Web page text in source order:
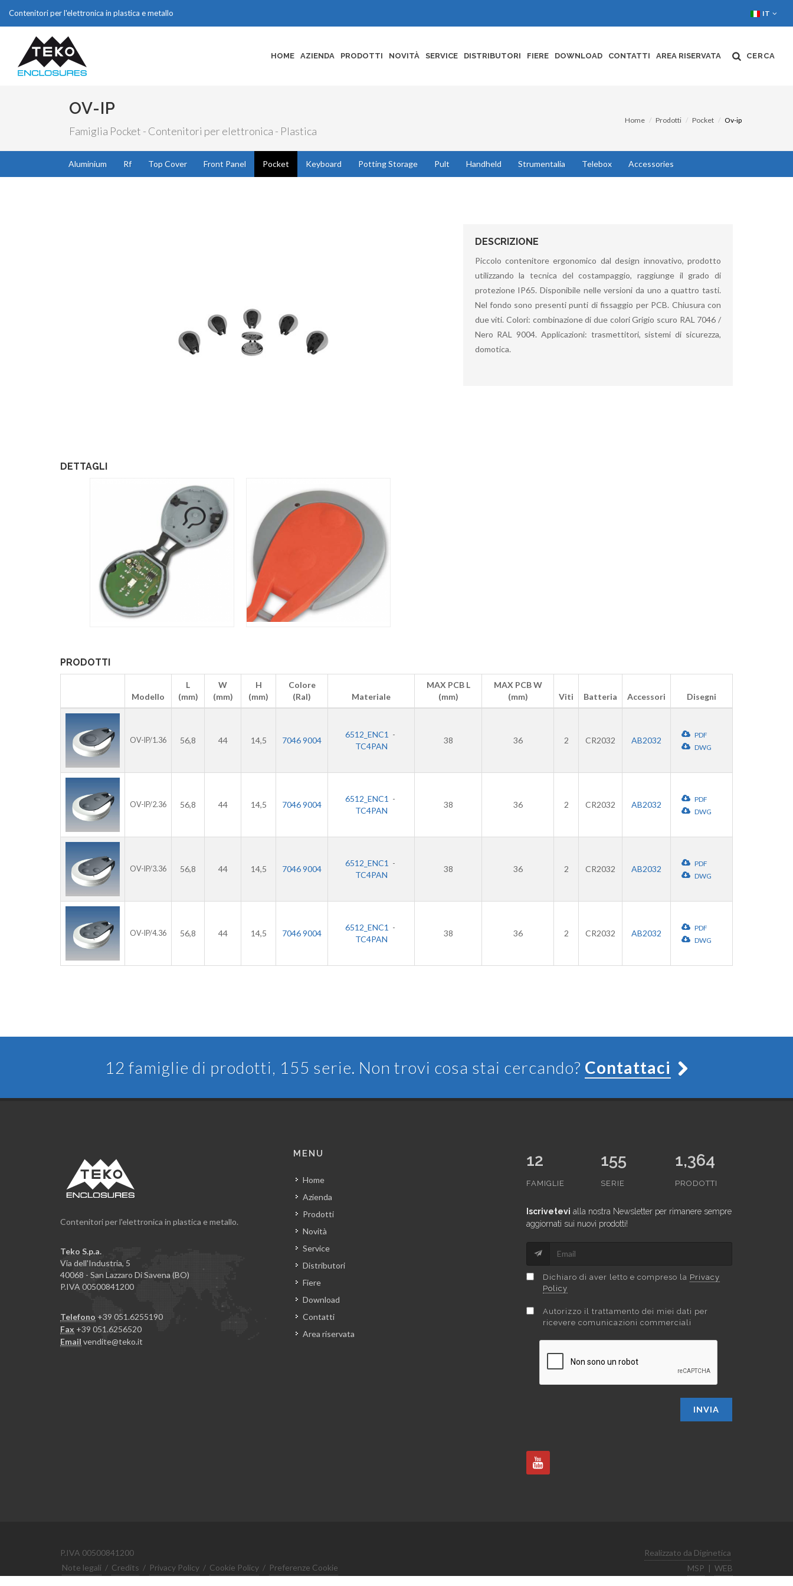
Contenitori per l'elettronica in plastica e metallo IT
HOME AZIENDA PRODOTTI NOVITÀ SERVICE DISTRIBUTORI FIERE DOWNLOAD CONTATTI AREA RISERVATA CERCA
OV-IP
Famiglia Pocket - Contenitori per elettronica - Plastica
Home Prodotti Pocket Ov-ip
Aluminium Rf Top Cover Front Panel Pocket Keyboard Potting Storage Pult Handheld Strumentalia Telebox Accessories
DESCRIZIONE
Piccolo contenitore ergonomico dal design innovativo, prodotto
utilizzando la tecnica del costampaggio, raggiunge il grado di
protezione IP65. Disponibile nelle versioni da uno a quattro tasti.
Nel fondo sono presenti punti di fissaggio per PCB. Chiusura con
due viti. Colori: combinazione di due colori Grigio scuro RAL 7046 /
Nero RAL 9004. Applicazioni: trasmettitori, sistemi di sicurezza,
domotica.
DETTAGLI
PRODOTTI
Modello
L
(mm)
W
(mm)
H
(mm)
Colore
(Ral)
Materiale
MAX PCB L
(mm)
MAX PCB W
(mm)
Viti Batteria Accessori Disegni
OV-IP/1.36 56,8 44 14,5 7046 9004
6512_ENC1 -
TC4PAN
38 36 2 CR2032 AB2032
PDF
DWG
OV-IP/2.36 56,8 44 14,5 7046 9004
6512_ENC1 -
TC4PAN
38 36 2 CR2032 AB2032
PDF
DWG
OV-IP/3.36 56,8 44 14,5 7046 9004
6512_ENC1 -
TC4PAN
38 36 2 CR2032 AB2032
PDF
DWG
OV-IP/4.36 56,8 44 14,5 7046 9004
6512_ENC1 -
TC4PAN
38 36 2 CR2032 AB2032
PDF
DWG
12 famiglie di prodotti, 155 serie. Non trovi cosa stai cercando? Contattaci
Contenitori per l'elettronica in plastica e metallo.
Teko S.p.a.
Via dell'Industria, 5
40068 - San Lazzaro Di Savena (BO)
P.IVA 00500841200
Telefono +39 051.6255190
Fax +39 051.6256520
Email vendite@teko.it
MENU
Home
Azienda
Prodotti
Novità
Service
Distributori
Fiere
Download
Contatti
Area riservata
12
FAMIGLIE
155
SERIE
1,364
PRODOTTI
Iscrivetevi alla nostra Newsletter per rimanere sempre
aggiornati sui nuovi prodotti!
Dichiaro di aver letto e compreso la Privacy
Policy
Autorizzo il trattamento dei miei dati per
ricevere comunicazioni commerciali
INVIA
P.IVA 00500841200
Note legali / Credits / Privacy Policy / Cookie Policy / Preferenze Cookie
Realizzato da Diginetica
MSP | WEB